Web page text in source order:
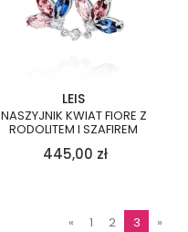
LEIS
NASZYJNIK KWIAT FIORE Z
RODOLITEM I SZAFIREM
445,00 zł
« 1 2 3 »